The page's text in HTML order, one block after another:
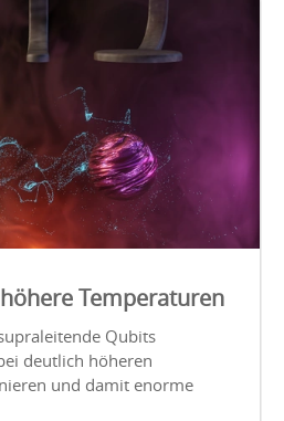
Temperaturen
Qubits
deutlich höheren
und damit enorme